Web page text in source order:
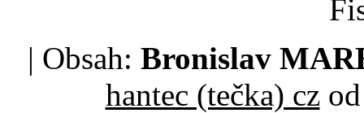
| Obsah: Bronislav
hantec (tečka) czod